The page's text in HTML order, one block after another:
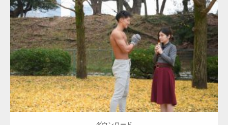
Update: 2021.07.8
Category:公園のマッチョ その他 AKIHITO(細マッチョ) 上腕三頭筋
肩
ダウンロード